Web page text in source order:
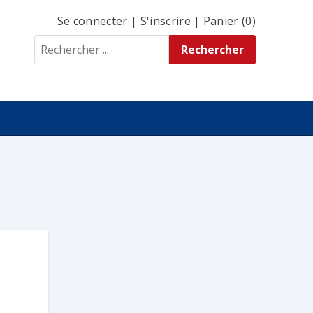
Se connecter | S'inscrire | Panier (0)